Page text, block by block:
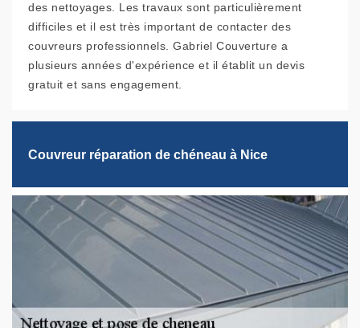
des nettoyages. Les travaux sont particulièrement
difficiles et il est très important de contacter des
couvreurs professionnels. Gabriel Couverture a
plusieurs années d'expérience et il établit un devis
gratuit et sans engagement.
Couvreur réparation de chéneau à Nice